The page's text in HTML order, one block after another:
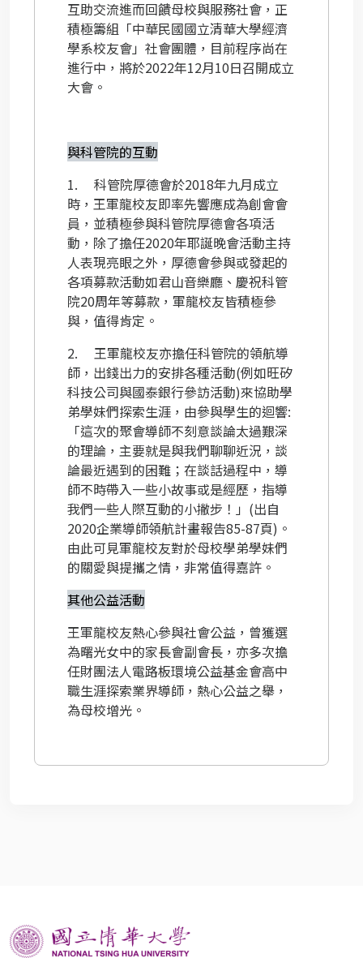
互助交流進而回饋母校與服務社會，正
積極籌組「中華民國國立清華大學經濟
學系校友會」社會團體，目前程序尚在
進行中，將於2022年12月10日召開成立
大會。
與科管院的互動
1. 科管院厚德會於2018年九月成立
時，王軍龍校友即率先響應成為創會會
員，並積極參與科管院厚德會各項活
動，除了擔任2020年耶誕晚會活動主持
人表現亮眼之外，厚德會參與或發起的
各項募款活動如君山音樂廳、慶祝科管
院20周年等募款，軍龍校友皆積極參
與，值得肯定。
2. 王軍龍校友亦擔任科管院的領航導
師，出錢出力的安排各種活動(例如旺矽
科技公司與國泰銀行參訪活動)來協助學
弟學妹們探索生涯，由參與學生的迴響:
「這次的聚會導師不刻意談論太過艱深
的理論，主要就是與我們聊聊近況，談
論最近遇到的困難；在談話過程中，導
師不時帶入一些小故事或是經歷，指導
我們一些人際互動的小撇步！」 (出自
2020企業導師領航計畫報告85-87頁) 。
由此可見軍龍校友對於母校學弟學妹們
的關愛與提攜之情，非常值得嘉許。
其他公益活動
王軍龍校友熱心參與社會公益，曾獲選
為曙光女中的家長會副會長，亦多次擔
任財團法人電路板環境公益基金會高中
職生涯探索業界導師，熱心公益之舉，
為母校增光。